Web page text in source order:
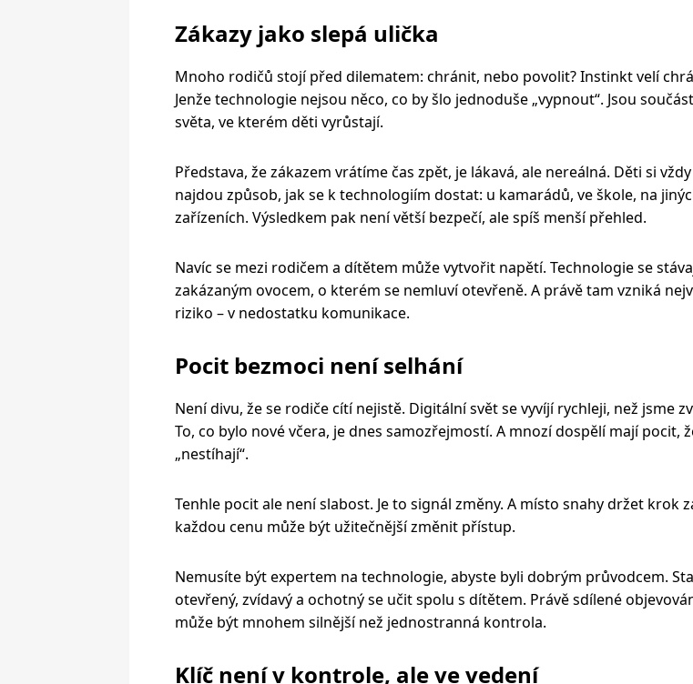
Zákazy jako slepá ulička
Mnoho rodičů stojí před dilematem: chránit, nebo povolit? Instinkt velí
Jenže technologie nejsou něco, co by šlo jednoduše „vypnout“. Jsou
světa, ve kterém děti vyrůstají.
Představa, že zákazem vrátíme čas zpět, je lákavá, ale nereálná. Děti si vždy
najdou způsob, jak se k technologiím dostat: u kamarádů, ve škole, na
zařízeních. Výsledkem pak není větší bezpečí, ale spíš menší přehled.
Navíc se mezi rodičem a dítětem může vytvořit napětí. Technologie se
zakázaným ovocem, o kterém se nemluví otevřeně. A právě tam vzniká
riziko – v nedostatku komunikace.
Pocit bezmoci není selhání
Není divu, že se rodiče cítí nejistě. Digitální svět se vyvíjí rychleji, než jsme
To, co bylo nové včera, je dnes samozřejmostí. A mnozí dospělí mají pocit,
„nestíhají“.
Tenhle pocit ale není slabost. Je to signál změny. A místo snahy držet krok
každou cenu může být užitečnější změnit přístup.
Nemusíte být expertem na technologie, abyste byli dobrým průvodcem.
otevřený, zvídavý a ochotný se učit spolu s dítětem. Právě sdílené
může být mnohem silnější než jednostranná kontrola.
Klíč není v kontrole, ale ve vedení